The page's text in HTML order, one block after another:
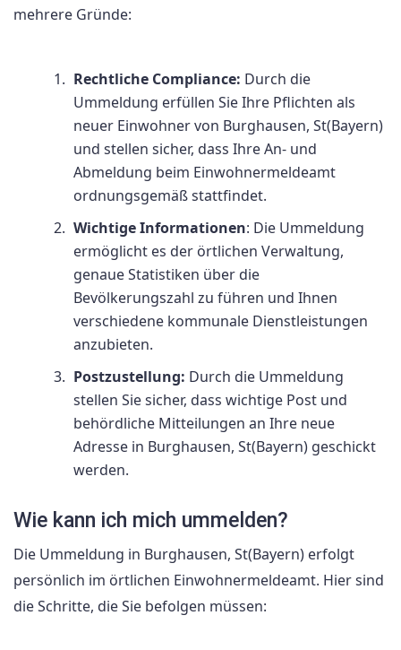
mehrere Gründe:
Rechtliche Compliance: Durch die
Ummeldung erfüllen Sie Ihre Pflichten als
neuer Einwohner von Burghausen, St(Bayern)
und stellen sicher, dass Ihre An- und
Abmeldung beim Einwohnermeldeamt
ordnungsgemäß stattfindet.
Wichtige Informationen: Die Ummeldung
ermöglicht es der örtlichen Verwaltung,
genaue Statistiken über die
Bevölkerungszahl zu führen und Ihnen
verschiedene kommunale Dienstleistungen
anzubieten.
Postzustellung: Durch die Ummeldung
stellen Sie sicher, dass wichtige Post und
behördliche Mitteilungen an Ihre neue
Adresse in Burghausen, St(Bayern) geschickt
werden.
Wie kann ich mich ummelden?
Die Ummeldung in Burghausen, St(Bayern) erfolgt
persönlich im örtlichen Einwohnermeldeamt. Hier sind
die Schritte, die Sie befolgen müssen: